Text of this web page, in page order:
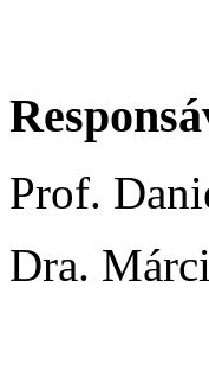
Prof.
Dra.